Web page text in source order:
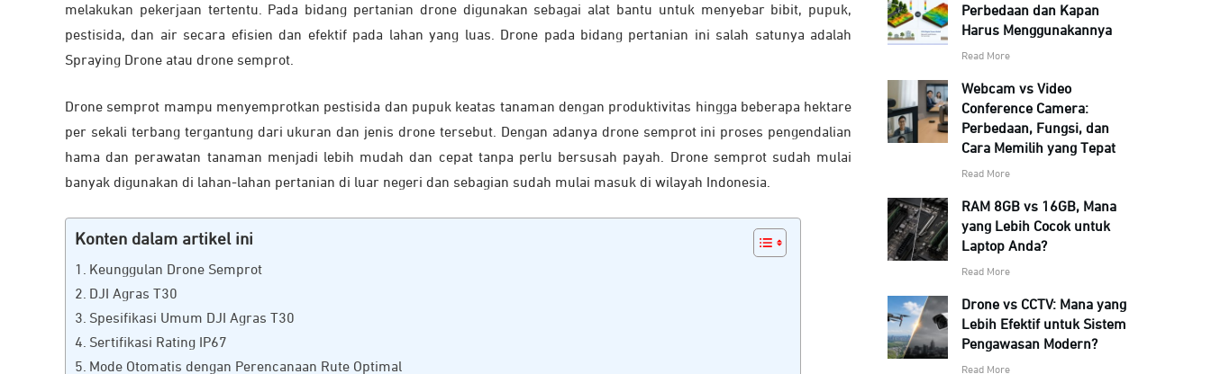
melakukan pekerjaan tertentu. Pada bidang pertanian drone digunakan sebagai alat bantu untuk menyebar bibit, pupuk,
pestisida, dan air secara efisien dan efektif pada lahan yang luas. Drone pada bidang pertanian ini salah satunya adalah
Spraying Drone atau drone semprot.
Drone semprot mampu menyemprotkan pestisida dan pupuk keatas tanaman dengan produktivitas hingga beberapa hektare
per sekali terbang tergantung dari ukuran dan jenis drone tersebut. Dengan adanya drone semprot ini proses pengendalian
hama dan perawatan tanaman menjadi lebih mudah dan cepat tanpa perlu bersusah payah. Drone semprot sudah mulai
banyak digunakan di lahan-lahan pertanian di luar negeri dan sebagian sudah mulai masuk di wilayah Indonesia.
Konten dalam artikel ini
Keunggulan Drone Semprot
DJI Agras T30
Spesifikasi Umum DJI Agras T30
Sertifikasi Rating IP67
Mode Otomatis dengan Perencanaan Rute Optimal
Perbedaan dan Kapan
Harus Menggunakannya
Read More
Webcam vs Video
Conference Camera:
Perbedaan, Fungsi, dan
Cara Memilih yang Tepat
Read More
RAM 8GB vs 16GB, Mana
yang Lebih Cocok untuk
Laptop Anda?
Read More
Drone vs CCTV: Mana yang
Lebih Efektif untuk Sistem
Pengawasan Modern?
Read More